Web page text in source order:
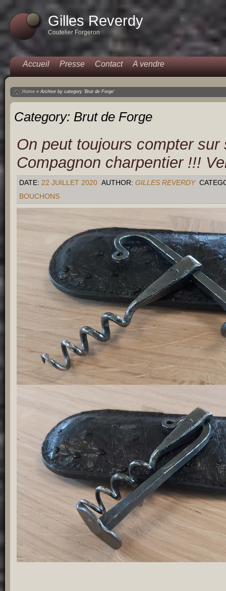
Gilles Reverdy
Coutelier Forgeron
Accueil Presse Contact A vendre
Home »Archive by category 'Brut de Forge'
Category: Brut de Forge
On peut toujours compter sur
Compagnon charpentier !!!
DATE: 22 JUILLET 2020 AUTHOR: GILLES REVERDY
BOUCHONS